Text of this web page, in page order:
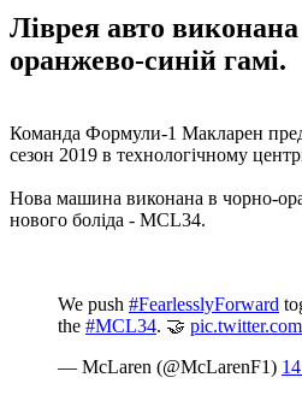
Ліврея авто
оранжево-синій гамі.
Команда Формули-1 Макларен
сезон 2019 в технологічному
Нова машина виконана в чорно-
нового боліда - MCL34.
We push #FearlesslyForward
the #MCL34. 🤝
— McLaren (@McLarenF1)